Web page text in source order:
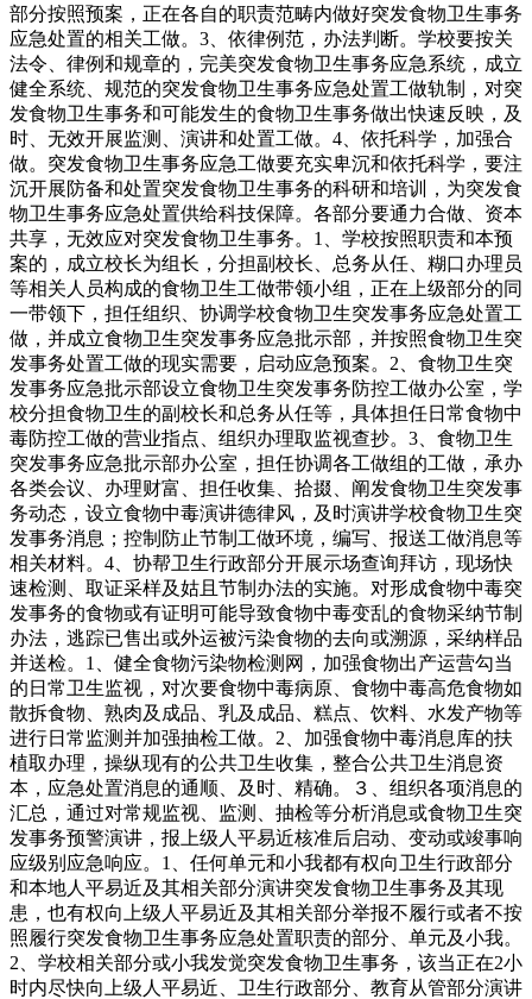
部分按照预案，正在各自的职责范畴内做好突发食物卫生事务
应急处置的相关工做。3、依律例范，办法判断。学校要按关
法令、律例和规章的，完美突发食物卫生事务应急系统，成立
健全系统、规范的突发食物卫生事务应急处置工做轨制，对突
发食物卫生事务和可能发生的食物卫生事务做出快速反映，及
时、无效开展监测、演讲和处置工做。4、依托科学，加强合
做。突发食物卫生事务应急工做要充实卑沉和依托科学，要注
沉开展防备和处置突发食物卫生事务的科研和培训，为突发食
物卫生事务应急处置供给科技保障。各部分要通力合做、资本
共享，无效应对突发食物卫生事务。1、学校按照职责和本预
案的，成立校长为组长，分担副校长、总务从任、糊口办理员
等相关人员构成的食物卫生工做带领小组，正在上级部分的同
一带领下，担任组织、协调学校食物卫生突发事务应急处置工
做，并成立食物卫生突发事务应急批示部，并按照食物卫生突
发事务处置工做的现实需要，启动应急预案。2、食物卫生突
发事务应急批示部设立食物卫生突发事务防控工做办公室，学
校分担食物卫生的副校长和总务从任等，具体担任日常食物中
毒防控工做的营业指点、组织办理取监视查抄。3、食物卫生
突发事务应急批示部办公室，担任协调各工做组的工做，承办
各类会议、办理财富、担任收集、拾掇、阐发食物卫生突发事
务动态，设立食物中毒演讲德律风，及时演讲学校食物卫生突
发事务消息；控制防止节制工做环境，编写、报送工做消息等
相关材料。4、协帮卫生行政部分开展示场查询拜访，现场快
速检测、取证采样及姑且节制办法的实施。对形成食物中毒突
发事务的食物或有证明可能导致食物中毒变乱的食物采纳节制
办法，逃踪已售出或外运被污染食物的去向或溯源，采纳样品
并送检。1、健全食物污染物检测网，加强食物出产运营勾当
的日常卫生监视，对次要食物中毒病原、食物中毒高危食物如
散拆食物、熟肉及成品、乳及成品、糕点、饮料、水发产物等
进行日常监测并加强抽检工做。2、加强食物中毒消息库的扶
植取办理，操纵现有的公共卫生收集，整合公共卫生消息资
本，应急处置消息的通顺、及时、精确。３、组织各项消息的
汇总，通过对常规监视、监测、抽检等分析消息或食物卫生突
发事务预警演讲，报上级人平易近核准后启动、变动或竣事响
应级别应急响应。1、任何单元和小我都有权向卫生行政部分
和本地人平易近及其相关部分演讲突发食物卫生事务及其现
患，也有权向上级人平易近及其相关部分举报不履行或者不按
照履行突发食物卫生事务应急处置职责的部分、单元及小我。
2、学校相关部分或小我发觉突发食物卫生事务，该当正在2小
时内尽快向上级人平易近、卫生行政部分、教育从管部分演讲